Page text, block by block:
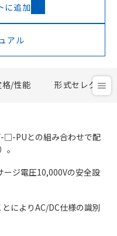
に追加
アル
格/性能 形式セレクタ
□-PUとの組み合わせで配
。
ージ電圧10,000Vの安全設
によりAC/DC仕様の識別